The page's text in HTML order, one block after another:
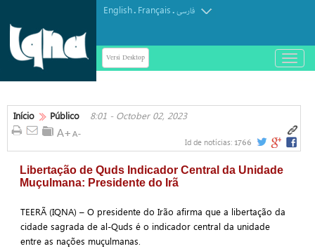
English. Français.فارسی
Versi Desktop
باز
و
کردن
Início Público 8:01 - October 02, 2023
Id de notícias: 1766
Libertação de Quds Indicador Central da Unidade
Muçulmana: Presidente do Irã
TEERÃ (IQNA) – O presidente do Irão afirma que a libertação da
cidade sagrada de al-Quds é o indicador central da unidade
entre as nações muçulmanas.